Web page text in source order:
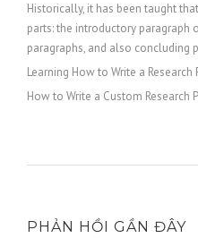
Historically, it has been taught
parts: the introductory paragraph
paragraphs, and also concluding
Learning How to Write a Research
How to Write a Custom Research
PHẢN HỒI GẦN ĐÂY